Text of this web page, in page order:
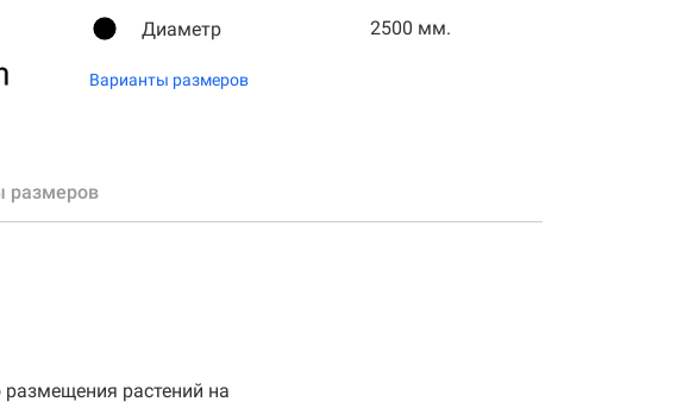
Диаметр
2500 мм.
Варианты размеров
размеров
растений на